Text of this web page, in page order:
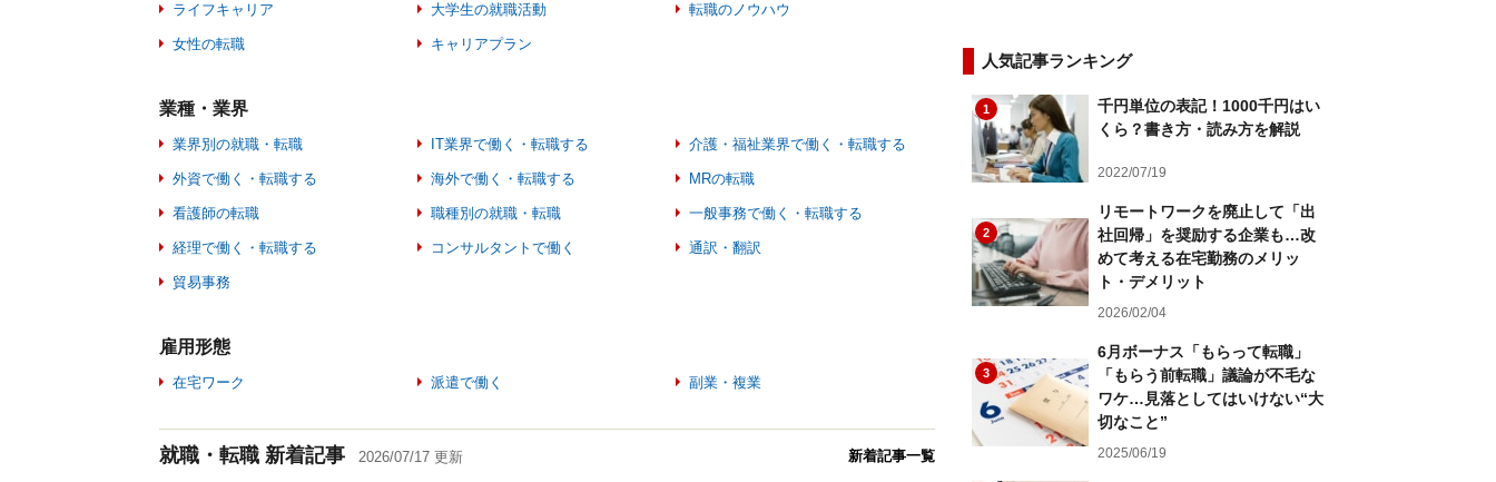
ライフキャリア 大学生の就職活動 転職のノウハウ
女性の転職 キャリアプラン
業種・業界
業界別の就職・転職 IT業界で働く・転職する 介護・福祉業界で働く・転職する
外資で働く・転職する 海外で働く・転職する MRの転職
看護師の転職 職種別の就職・転職 一般事務で働く・転職する
経理で働く・転職する コンサルタントで働く 通訳・翻訳
貿易事務
雇用形態
在宅ワーク 派遣で働く 副業・複業
就職・転職 新着記事 2026/07/17 更新 新着記事一覧
人気記事ランキング
1
千円単位の表記！1000千円はい
くら？書き方・読み方を解説
2022/07/19
2
リモートワークを廃止して「出
社回帰」を奨励する企業も…改
めて考える在宅勤務のメリッ
ト・デメリット
2026/02/04
3
6月ボーナス「もらって転職」
「もらう前転職」議論が不毛な
ワケ…見落としてはいけない“大
切なこと”
2025/06/19